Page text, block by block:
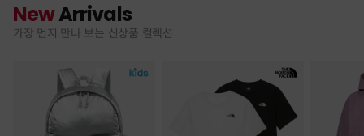
NewArrivals
가장 먼저 만나 보는 신상품 컬렉션